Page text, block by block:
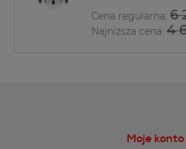
Cena regularna: 6
Najniższa cena: 4
Moje konto